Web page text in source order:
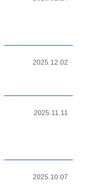
2025.12.02
2025.11.11
2025.10.07